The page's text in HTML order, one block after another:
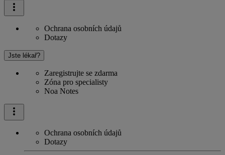
Ochrana osobních údajů
Dotazy
Jste lékař?
Zaregistrujte se zdarma
Zóna pro specialisty
Noa Notes
Ochrana osobních údajů
Dotazy